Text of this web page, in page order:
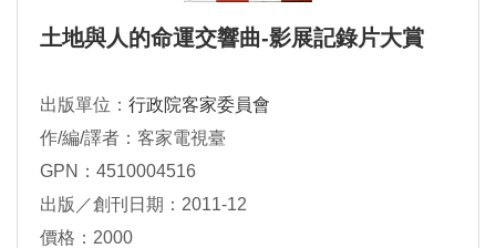
土地與人的命運交響曲-影展記錄片大賞
出版單位： 行政院客家委員會
作/編/譯者：客家電視臺
GPN：4510004516
出版／創刊日期：2011-12
價格：2000